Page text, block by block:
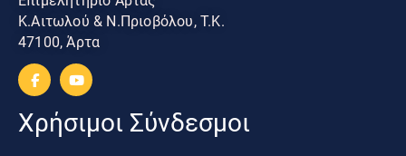
Κ.Αιτωλού & Ν.Πριοβόλου, Τ.Κ.
47100, Άρτα
Χρήσιμοι Σύνδεσμοι